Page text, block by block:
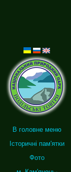
В головне меню
Історичні пам'ятки
Фото